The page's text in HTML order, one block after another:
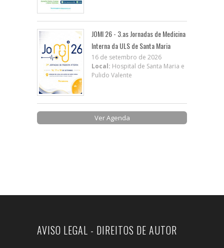
JOMI 26 - 3.as Jornadas de Medicina
Interna da ULS de Santa Maria
16 de setembro de 2026
Local: Hospital de Santa Maria e
Pulido Valente
Ver Agenda
AVISO LEGAL - DIREITOS DE AUTOR